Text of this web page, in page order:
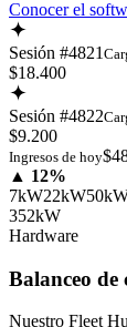
Conocer el
Sesión #4821
$18.400
Sesión #4822
$9.200
Ingresos de hoy
▲ 12%
7kW22kW
352kW
Hardware
Balanceo de
Nuestro Fleet